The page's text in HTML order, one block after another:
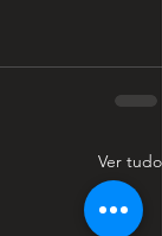
Ver tudo